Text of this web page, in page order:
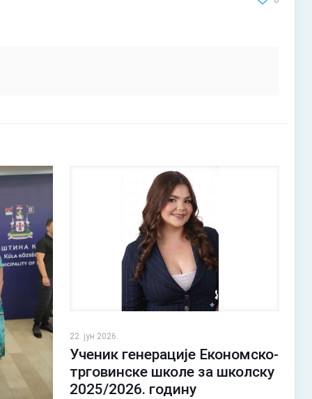
22. јун 2026.
Ученик генерације Економско-
трговинске школе за школску
2025/2026. годину